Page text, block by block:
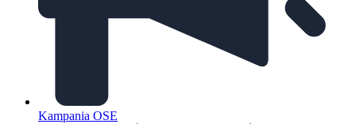
Kampania OSE